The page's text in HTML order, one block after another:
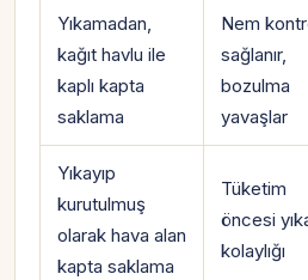
Bireysel müşteri hesabı
Üretici / çiftçi paneli
B2B alıcı paneli
Yıkamadan,
kağıt havlu ile
kaplı kapta
saklama
Nem
sağlanır,
bozulma
yavaşlar
Yıkayıp
kurutulmuş
olarak hava alan
kapta saklama
Tüketim
öncesi
kolaylığı